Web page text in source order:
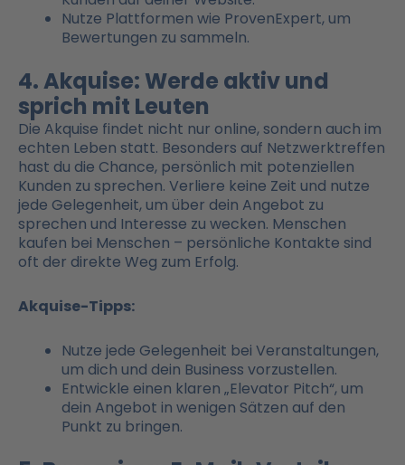
Nutze Plattformen wie ProvenExpert, um
Bewertungen zu sammeln.
4. Akquise: Werde aktiv und
sprich mit Leuten
Die Akquise findet nicht nur online, sondern auch im
echten Leben statt. Besonders auf Netzwerktreffen
hast du die Chance, persönlich mit potenziellen
Kunden zu sprechen. Verliere keine Zeit und nutze
jede Gelegenheit, um über dein Angebot zu
sprechen und Interesse zu wecken. Menschen
kaufen bei Menschen – persönliche Kontakte sind
oft der direkte Weg zum Erfolg.
Akquise-Tipps:
Nutze jede Gelegenheit bei Veranstaltungen,
um dich und dein Business vorzustellen.
Entwickle einen klaren „Elevator Pitch“, um
dein Angebot in wenigen Sätzen auf den
Punkt zu bringen.